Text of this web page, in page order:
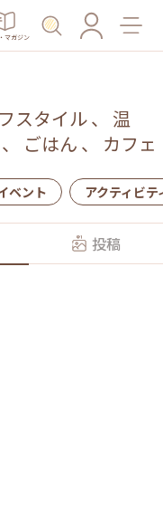
マガジン
スタイル、 温
、 ごはん 、 カフェ
ベント アクティビテ
投稿